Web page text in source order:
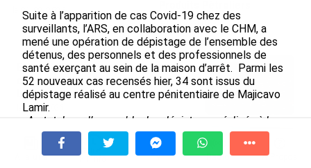
le 06/08/2026
le 05/08/2026
En juin 2026, les prix à la
consommation diminuent à
La Réunion et augmentent à ...
le 04/08/2026
INTERVIEW. À Wallis-et-Futuna, un
tourisme authentique et durable en
À la une Tv Radio A Propos
Suite à l’apparition de cas Covid-19 chez des
surveillants, l’ARS, en collaboration avec le CHM, a
mené une opération de dépistage de l’ensemble des
détenus, des personnels et des professionnels de
santé exerçant au sein de la maison d’arrêt. Parmi les
52 nouveaux cas recensés hier, 34 sont issus du
dépistage réalisé au centre pénitentiaire de Majicavo
Lamir.
«Au total, sur l’ensemble des dépistages réalisés à la
maison d’arrêt (près de 400 tests), 129 cas se sont
avérés positifs à ce jour»
a signalé l’ARS de Mayotte
dans un communiqué. A ce jour, l’île enregistre 1986